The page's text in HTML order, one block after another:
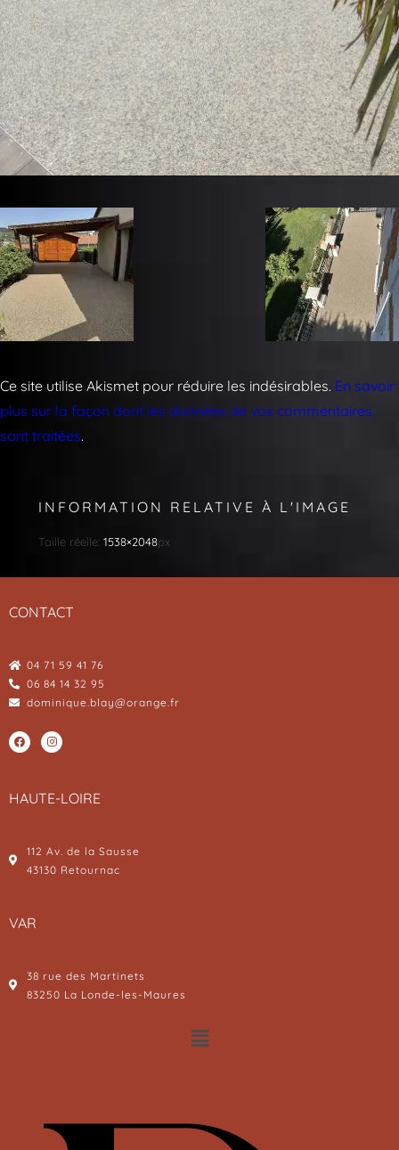
Ce site utilise Akismet pour réduire les indésirables. En savoir
plus sur la façon dont les données de vos commentaires
sont traitées.
INFORMATION RELATIVE À L'IMAGE
Taille réelle: 1538×2048px
CONTACT
04 71 59 41 76
06 84 14 32 95
dominique.blay@orange.fr
HAUTE-LOIRE
112 Av. de la Sausse
43130 Retournac
VAR
38 rue des Martinets
83250 La Londe-les-Maures